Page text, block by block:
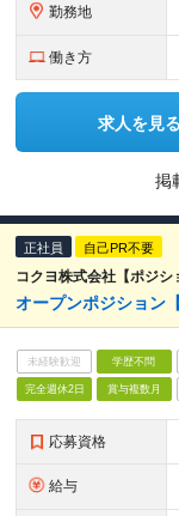
勤務地
働き方
求人を見る
掲
正社員 自己PR不要
コクヨ株式会社【ポジシ
オープンポジション
未経験歓迎 学歴不問
完全週休2日 賞与複数月
応募資格
給与